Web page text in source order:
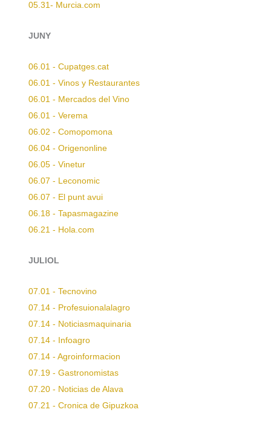
05.31- Murcia.com
JUNY
06.01 - Cupatges.cat
06.01 - Vinos y Restaurantes
06.01 - Mercados del Vino
06.01 - Verema
06.02 - Comopomona
06.04 - Origenonline
06.05 - Vinetur
06.07 - Leconomic
06.07 - El punt avui
06.18 - Tapasmagazine
06.21 - Hola.com
JULIOL
07.01 - Tecnovino
07.14 - Profesuionalalagro
07.14 - Noticiasmaquinaria
07.14 - Infoagro
07.14 - Agroinformacion
07.19 - Gastronomistas
07.20 - Noticias de Alava
07.21 - Cronica de Gipuzkoa